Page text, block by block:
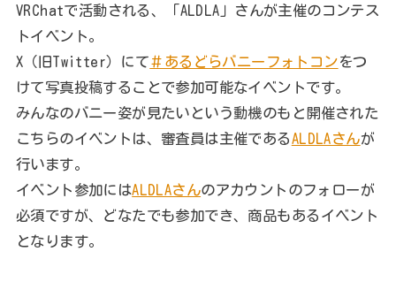
VRChatで活動される、「ALDLA」さんが主催のコンテス
トイベント。
X（旧Twitter）にて＃あるどらバニーフォトコンをつ
けて写真投稿することで参加可能なイベントです。
みんなのバニー姿が見たいという動機のもと開催された
こちらのイベントは、審査員は主催であるALDLAさんが
行います。
イベント参加にはALDLAさんのアカウントのフォローが
必須ですが、どなたでも参加でき、商品もあるイベント
となります。